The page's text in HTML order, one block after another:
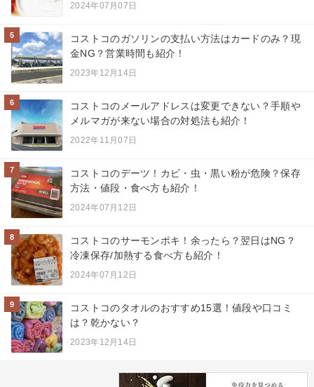
2024年07月07日
5
コストコのガソリンの支払い方法はカードのみ？現
金NG？営業時間も紹介！
2023年12月14日
6
コストコのメールアドレスは変更できない？手順や
メルマガが来ない場合の対処法も紹介！
2022年11月07日
7
コストコのデーツ！カビ・虫・黒い粉が危険？保存
方法・値段・食べ方も紹介！
2024年07月12日
8
コストコのサーモンポキ！余ったら？翌日はNG？
冷凍保存/加熱する食べ方も紹介！
2024年07月12日
9
コストコのタオルのおすすめ15選！値段や口コミ
は？乾かない？
2023年12月14日